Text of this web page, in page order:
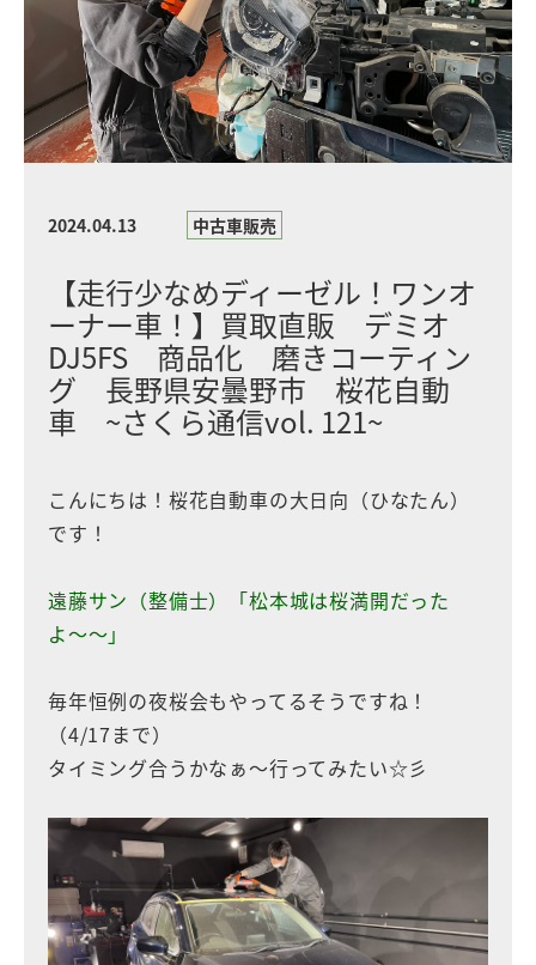
2024.04.13 中古車販売
【走行少なめディーゼル！ワンオ
ーナー車！】買取直販 デミオ
DJ5FS 商品化 磨きコーティン
グ 長野県安曇野市 桜花自動
車 ~さくら通信vol. 121~
こんにちは！桜花自動車の大日向（ひなたん）
です！
遠藤サン（整備士）「松本城は桜満開だった
よ〜〜」
毎年恒例の夜桜会もやってるそうですね！
（4/17まで）
タイミング合うかなぁ～行ってみたい☆彡